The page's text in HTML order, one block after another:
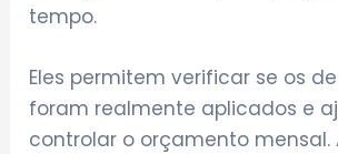
tempo.
Eles permitem verificar se os
foram realmente aplicados e
controlar o orçamento mensal.